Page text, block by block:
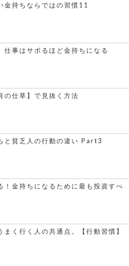
金持ちならではの習慣11
仕事はサボるほど金持ちになる
の仕草】で見抜く方法
と貧乏人の行動の違い Part3
！金持ちになるために最も投資すべ
まく行く人の共通点。【行動習慣】